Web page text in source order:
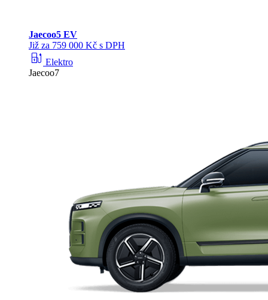
Jaecoo5 EV
Již za 759 000 Kč s DPH
ev_station Elektro
Jaecoo7